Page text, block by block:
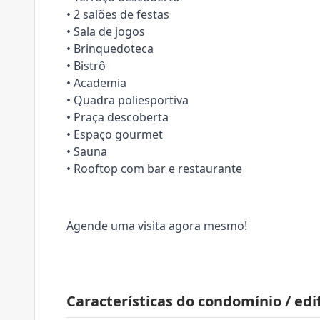
Características do condomínio /
• 2 salões de festas
• Sala de jogos
• Brinquedoteca
• Bistrô
• Academia
• Quadra poliesportiva
• Praça descoberta
• Espaço gourmet
• Sauna
• Rooftop com bar e restaurante
Agende uma visita agora mesmo!